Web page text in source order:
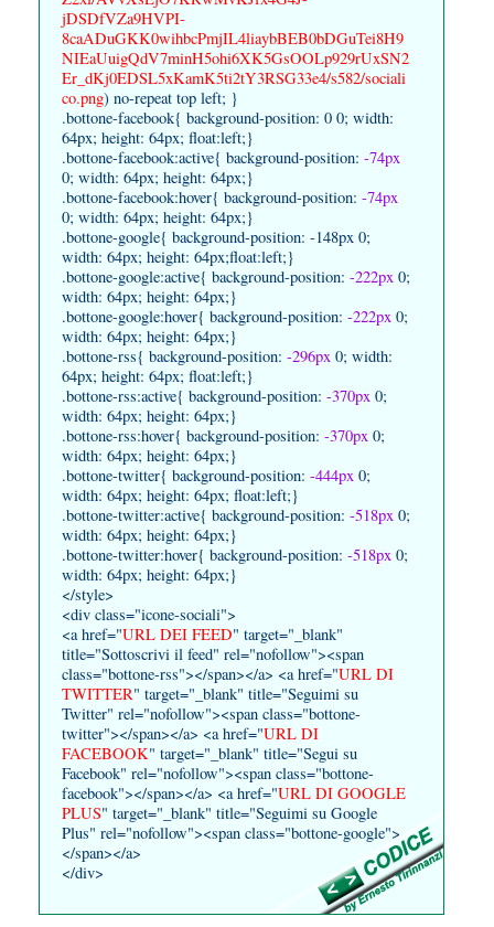
jDSDfVZa9HVPI-
8caADuGKK0wihbcPmjIL4liaybBEB0bDGuTei8H9
NIEaUuigQdV7minH5ohi6XK5GsOOLp929rUxSN2
Er_dKj0EDSL5xKamK5ti2tY3RSG33e4/s582/sociali
co.png) no-repeat top left; }
.bottone-facebook{ background-position: 0 0; width:
64px; height: 64px; float:left;}
.bottone-facebook:active{ background-position: -74px
0; width: 64px; height: 64px;}
.bottone-facebook:hover{ background-position: -74px
0; width: 64px; height: 64px;}
.bottone-google{ background-position: -148px 0;
width: 64px; height: 64px;float:left;}
.bottone-google:active{ background-position: -222px 0;
width: 64px; height: 64px;}
.bottone-google:hover{ background-position: -222px 0;
width: 64px; height: 64px;}
.bottone-rss{ background-position: -296px 0; width:
64px; height: 64px; float:left;}
.bottone-rss:active{ background-position: -370px 0;
width: 64px; height: 64px;}
.bottone-rss:hover{ background-position: -370px 0;
width: 64px; height: 64px;}
.bottone-twitter{ background-position: -444px 0;
width: 64px; height: 64px; float:left;}
.bottone-twitter:active{ background-position: -518px 0;
width: 64px; height: 64px;}
.bottone-twitter:hover{ background-position: -518px 0;
width: 64px; height: 64px;}
</style>
<div class="icone-sociali">
<a href="URL DEI FEED" target="_blank"
title="Sottoscrivi il feed" rel="nofollow"><span
class="bottone-rss"></span></a> <a href="URL DI
TWITTER" target="_blank" title="Seguimi su
Twitter" rel="nofollow"><span class="bottone-
twitter"></span></a> <a href="URL DI
FACEBOOK" target="_blank" title="Segui su
Facebook" rel="nofollow"><span class="bottone-
facebook"></span></a> <a href="URL DI GOOGLE
PLUS" target="_blank" title="Seguimi su Google
Plus" rel="nofollow"><span class="bottone-google">
</span></a>
</div>